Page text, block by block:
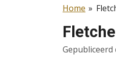
Home »
Gepubliceerd